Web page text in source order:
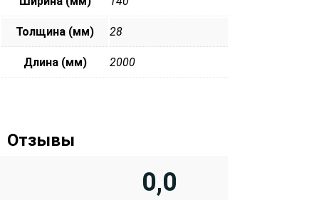
Толщина (мм) 28
Длина (мм) 2000
Отзывы
0,0